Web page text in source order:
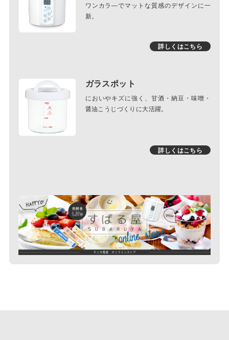
ワンカラ―でマットな質感のデザインに一
新。
詳しくはこちら
ガラスポット
においやキズに強く、甘酒・納豆・味噌・
醤油こうじづくりに大活躍。
詳しくはこちら